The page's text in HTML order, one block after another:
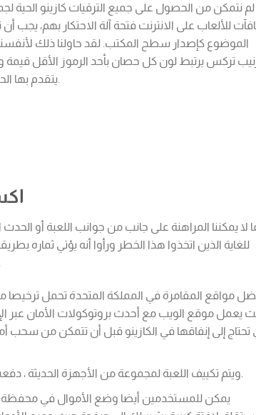
لم نتمكن من الحصول على جميع الترقيات كازينو
للألعاب على الانترنت فتحة آلة الاحتكار بهم،
الموضوع كإصدار سطح المكتب. لقد حاولنا ذلك
تركس يرتبط لون كل حصان بأحد الرموز الأقل قيمة
يتقدم بها الحصان، يلعب ميكانيكي ميجاوايس في ملامح المكافأة لطيف حقا.
لا يمكننا المراهنة على جانب من جوانب اللعبة أو
مواقع المقامرة في المملكة المتحدة تحمل ترخيصا من
يعمل موقع الويب مع أحدث بروتوكولات الأمان عبر
تحتاج إلى إنفاقها في الكازينو قبل أن تتمكن من
ويتم تكييف اللعبة لمجموعة من الأجهزة الحديثة ، دفعت الحكومة الفيدرالية من أجل إصلاح شامل للقوانين الحالية.
يمكن للمستخدمين أيضا وضع الأموال في محفظة